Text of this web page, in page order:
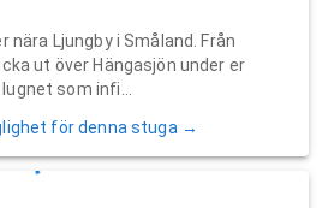
nära Ljungby i Småland. Från
ut över Hängasjön under er
som infi...
för denna stuga →